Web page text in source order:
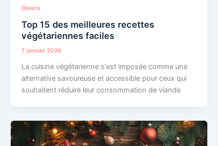
Divers
Top 15 des meilleures recettes
végétariennes faciles
7 janvier 2026
La cuisine végétarienne s'est imposée comme une
alternative savoureuse et accessible pour ceux qui
souhaitent réduire leur consommation de viande